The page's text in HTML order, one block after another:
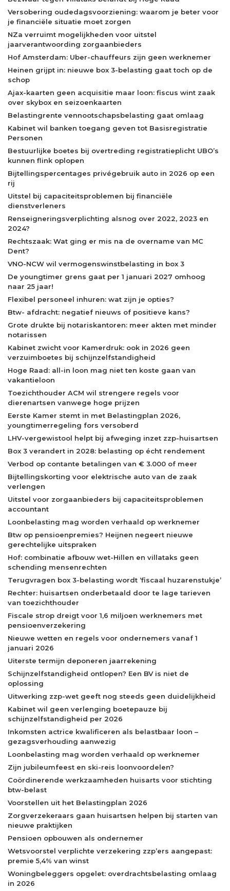
Versobering oudedagsvoorziening: waarom je beter voor
je financiële situatie moet zorgen
NZa verruimt mogelijkheden voor uitstel
jaarverantwoording zorgaanbieders
Hof Amsterdam: Uber-chauffeurs zijn geen werknemer
Heinen grijpt in: nieuwe box 3-belasting gaat toch op de
schop
Ajax-kaarten geen acquisitie maar loon: fiscus wint zaak
over skybox en seizoenkaarten
Belastingrente vennootschapsbelasting gaat omlaag
Kabinet wil banken toegang geven tot Basisregistratie
Personen
Bestuurlijke boetes bij overtreding registratieplicht UBO’s
kunnen flink oplopen
Bijtellingspercentages privégebruik auto in 2026 op een
rij
Uitstel bij capaciteitsproblemen bij financiële
dienstverleners
Renseigneringsverplichting alsnog over 2022, 2023 en
2024?
Rechtszaak: Wat ging er mis na de overname van MC
Dent?
VNO-NCW wil vermogenswinstbelasting in box 3
De youngtimer grens gaat per 1 januari 2027 omhoog
naar 25 jaar!
Flexibel personeel inhuren: wat zijn je opties?
Btw- afdracht: negatief nieuws of positieve kans?
Grote drukte bij notariskantoren: meer akten met minder
notarissen
Kabinet zwicht voor Kamerdruk: ook in 2026 geen
verzuimboetes bij schijnzelfstandigheid
Hoge Raad: all-in loon mag niet ten koste gaan van
vakantieloon
Toezichthouder ACM wil strengere regels voor
dierenartsen vanwege hoge prijzen
Eerste Kamer stemt in met Belastingplan 2026,
youngtimerregeling fors versoberd
LHV-vergewistool helpt bij afweging inzet zzp-huisartsen
Box 3 verandert in 2028: belasting op écht rendement
Verbod op contante betalingen van € 3.000 of meer
Bijtellingskorting voor elektrische auto van de zaak
verlengen
Uitstel voor zorgaanbieders bij capaciteitsproblemen
accountant
Loonbelasting mag worden verhaald op werknemer
Btw op pensioenpremies? Heijnen negeert nieuwe
gerechtelijke uitspraken
Hof: combinatie afbouw wet-Hillen en villataks geen
schending mensenrechten
Terugvragen box 3-belasting wordt ‘fiscaal huzarenstukje’
Rechter: huisartsen onderbetaald door te lage tarieven
van toezichthouder
Fiscale strop dreigt voor 1,6 miljoen werknemers met
pensioenverzekering
Nieuwe wetten en regels voor ondernemers vanaf 1
januari 2026
Uiterste termijn deponeren jaarrekening
Schijnzelfstandigheid ontlopen? Een BV is niet de
oplossing
Uitwerking zzp-wet geeft nog steeds geen duidelijkheid
Kabinet wil geen verlenging boetepauze bij
schijnzelfstandigheid per 2026
Inkomsten actrice kwalificeren als belastbaar loon –
gezagsverhouding aanwezig
Loonbelasting mag worden verhaald op werknemer
Zijn jubileumfeest en ski-reis loonvoordelen?
Coördinerende werkzaamheden huisarts voor stichting
btw-belast
Voorstellen uit het Belastingplan 2026
Zorgverzekeraars gaan huisartsen helpen bij starten van
nieuwe praktijken
Pensioen opbouwen als ondernemer
Wetsvoorstel verplichte verzekering zzp’ers aangepast:
premie 5,4% van winst
Woningbeleggers opgelet: overdrachtsbelasting omlaag
in 2026